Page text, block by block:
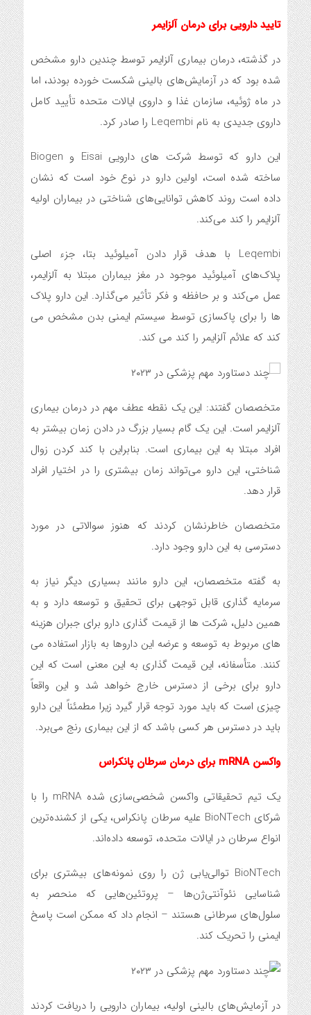
تایید دارویی برای درمان آلزایمر
در گذشته، درمان بیماری آلزایمر توسط چندین دارو مشخص
شده بود که در آزمایش‌های بالینی شکست خورده بودند، اما
در ماه ژوئیه، سازمان غذا و داروی ایالات متحده تأیید کامل
داروی جدیدی به نام Leqembi را صادر کرد.
این دارو که توسط شرکت های دارویی Eisai و Biogen
ساخته شده است، اولین دارو در نوع خود است که نشان
داده است روند کاهش توانایی‌های شناختی در بیماران اولیه
آلزایمر را کند می‌کند.
Leqembi با هدف قرار دادن آمیلوئید بتا، جزء اصلی
پلاک‌های آمیلوئید موجود در مغز بیماران مبتلا به آلزایمر،
عمل می‌کند و بر حافظه و فکر تأثیر می‌گذارد. این دارو پلاک
ها را برای پاکسازی توسط سیستم ایمنی بدن مشخص می
کند که علائم آلزایمر را کند می کند.
متخصصان گفتند: این یک نقطه عطف مهم در درمان بیماری
آلزایمر است. این یک گام بسیار بزرگ در دادن زمان بیشتر به
افراد مبتلا به این بیماری است. بنابراین با کند کردن زوال
شناختی، این دارو می‌تواند زمان بیشتری را در اختیار افراد
قرار دهد.
متخصصان خاطرنشان کردند که هنوز سوالاتی در مورد
دسترسی به این دارو وجود دارد.
به گفته متخصصان، این دارو مانند بسیاری دیگر نیاز به
سرمایه گذاری قابل توجهی برای تحقیق و توسعه دارد و به
همین دلیل، شرکت ها از قیمت گذاری دارو برای جبران هزینه
های مربوط به توسعه و عرضه این داروها به بازار استفاده می
کنند. متأسفانه، این قیمت گذاری به این معنی است که این
دارو برای برخی از دسترس خارج خواهد شد و این واقعاً
چیزی است که باید مورد توجه قرار گیرد زیرا مطمئناً این دارو
باید در دسترس هر کسی باشد که از این بیماری رنج می‌برد.
واکسن mRNA برای درمان سرطان پانکراس
یک تیم تحقیقاتی واکسن شخصی‌سازی شده mRNA را با
شرکای BioNTech علیه سرطان پانکراس، یکی از کشنده‌ترین
انواع سرطان در ایالات متحده، توسعه داده‌اند.
BioNTech توالی‌یابی ژن را روی نمونه‌های بیشتری برای
شناسایی نئوآنتی‌ژن‌ها – پروتئین‌هایی که منحصر به
سلول‌های سرطانی هستند – انجام داد که ممکن است پاسخ
ایمنی را تحریک کند.
در آزمایش‌های بالینی اولیه، بیماران دارویی را دریافت کردند